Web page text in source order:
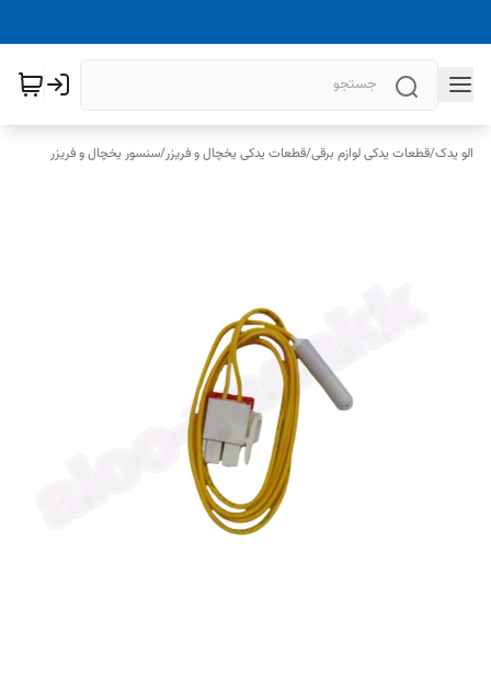
الو یدک/قطعات یدکی لوازم برقی/قطعات یدکی یخچال و فریزر/سنسور یخچال و فریزر